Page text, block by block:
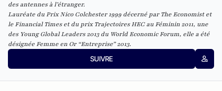
des antennes à l’étranger.
Lauréate du Prix Nico Colchester 1999 décerné par The Economist et
le Financial Times et du prix Trajectoires HEC au Féminin 2011, une
des Young Global Leaders 2013 du World Economic Forum, elle a été
désignée Femme en Or “Entreprise” 2013.
SUIVRE